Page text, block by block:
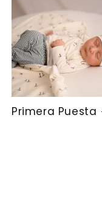
Primera Puesta